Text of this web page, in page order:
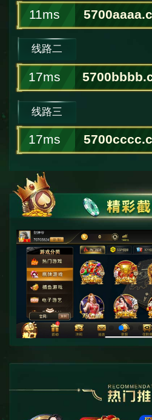
11ms
线路二
17ms
线路三
17ms